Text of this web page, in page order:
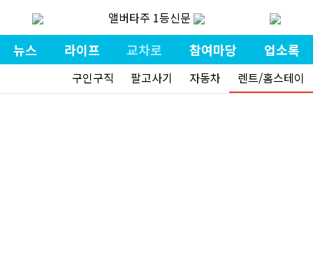
앨버타주 1등신문
뉴스 라이프 교차로 참여마당 업소록
구인구직 팔고사기 자동차 렌트/홈스테이